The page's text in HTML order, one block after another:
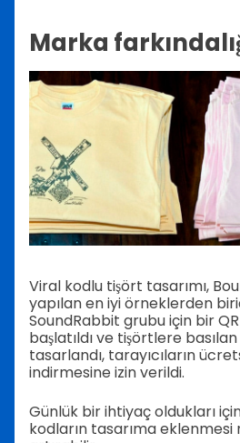
Marka
Viral kodlu tişört tasarımı,
yapılan en iyi örneklerden
SoundRabbit grubu için bir
başlatıldı ve tişörtlere
tasarlandı, tarayıcıların
indirmesine izin verildi.
Günlük bir ihtiyaç oldukları
kodların tasarıma eklenmesi